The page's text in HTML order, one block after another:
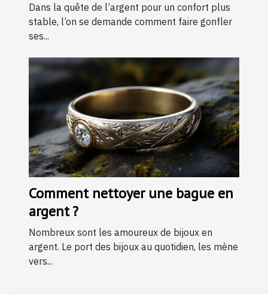
Dans la quête de l’argent pour un confort plus
stable, l’on se demande comment faire gonfler
ses...
Comment nettoyer une bague en
argent ?
Nombreux sont les amoureux de bijoux en
argent. Le port des bijoux au quotidien, les mène
vers...